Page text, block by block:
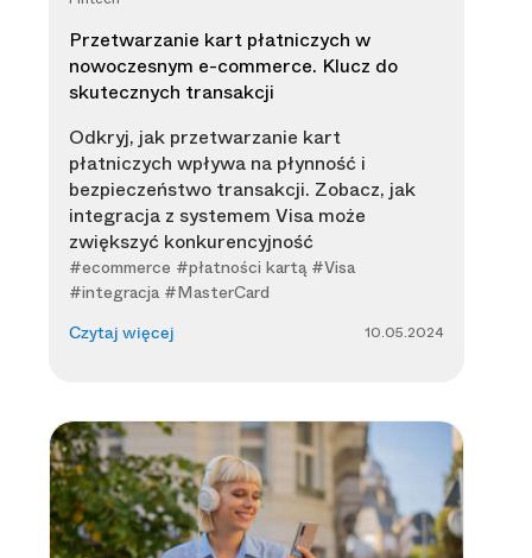
Przetwarzanie kart płatniczych w
nowoczesnym e-commerce. Klucz do
skutecznych transakcji
Odkryj, jak przetwarzanie kart
płatniczych wpływa na płynność i
bezpieczeństwo transakcji. Zobacz, jak
integracja z systemem Visa może
zwiększyć konkurencyjność
#ecommerce #płatności kartą #Visa
#integracja #MasterCard
Czytaj więcej 10.05.2024